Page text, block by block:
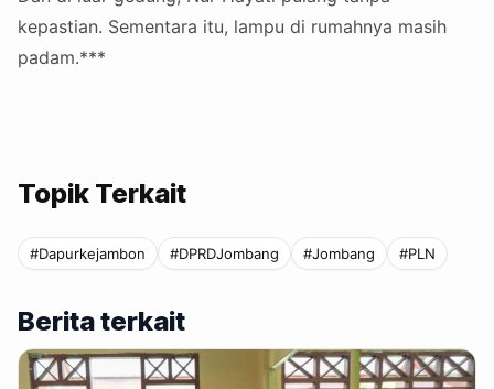
kepastian. Sementara itu, lampu di rumahnya masih
padam.***
Topik Terkait
#Dapurkejambon #DPRDJombang #Jombang #PLN
Berita terkait